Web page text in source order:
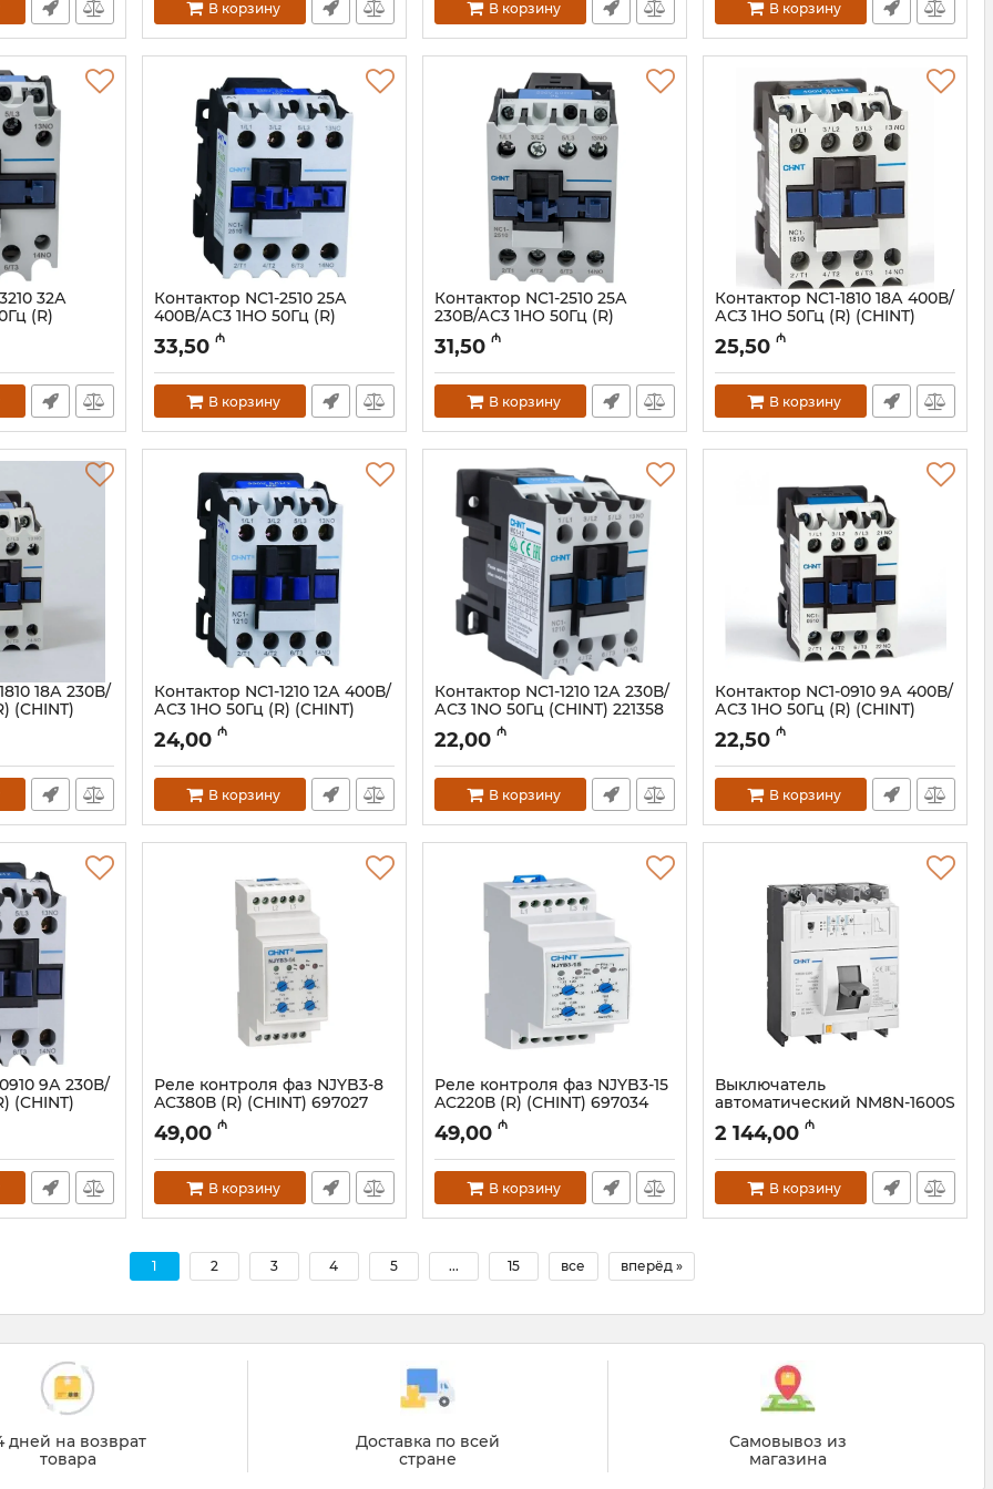
В корзину В корзину В корзину
32А
(R)
Контактор NC1-2510 25А
400В/АС3 1НО 50Гц (R)
(CHINT) 221880
Артикул:
33,50 ₼
В корзину
Контактор NC1-2510 25А
230В/АС3 1НО 50Гц (R)
(CHINT) 221865
Артикул:
31,50 ₼
В корзину
Контактор NC1-1810 18А 400В/
АС3 1НО 50Гц (R) (CHINT)
Артикул:
25,50 ₼
В корзину
18А 230В/
(CHINT)
Контактор NC1-1210 12А 400В/
АС3 1НО 50Гц (R) (CHINT)
Артикул:
24,00 ₼
В корзину
Контактор NC1-1210 12А 230В/
АС3 1NO 50Гц (CHINT) 221358
Артикул: 023001212
22,00 ₼
В корзину
Контактор NC1-0910 9А 400В/
АС3 1НО 50Гц (R) (CHINT)
Артикул:
22,50 ₼
В корзину
9А 230В/
(CHINT)
Реле контроля фаз NJYB3-8
AC380В (R) (CHINT) 697027
Артикул: 023001209
49,00 ₼
В корзину
Реле контроля фаз NJYB3-15
AC220В (R) (CHINT) 697034
Артикул: 023001208
49,00 ₼
В корзину
Выключатель
автоматический NM8N-1600S
TM 1600А 3P (CHINT) 263073
Артикул: 023001207
2 144,00 ₼
В корзину
1 2 3 4 5 ... 15 все вперёд »
дней на возврат
товара
Доставка по всей
стране
Самовывоз из
магазина